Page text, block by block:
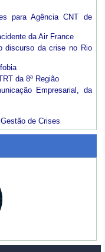
para Agência CNT de
da Air France
discurso da crise no Rio
da 8ª Região
Empresarial, da
de Crises